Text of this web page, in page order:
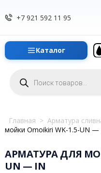
+7 921 592 11 95
Каталог
товаров
Главная > Арматура
мойки Omoikiri WK-1.5-UN
АРМАТУРА ДЛЯ
UN — IN